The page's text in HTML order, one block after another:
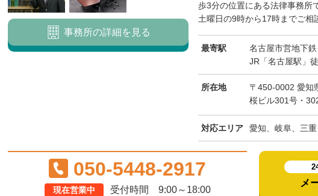
歩3分の位置にある法律事務所
土曜日の9時から17時までご相
最寄駅
名古屋市営地下
JR「名古屋駅」
所在地
〒450-0002 愛知
桜ビル301号・
対応エリア 愛知、岐阜、三重
事務所の詳細を見る
050-5448-2917
現在営業中 受付時間 9:00～18:00
メ